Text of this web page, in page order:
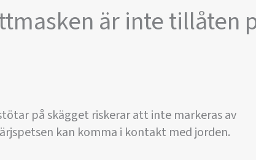
är inte tillåten
på skägget riskerar att inte markeras av
kan komma i kontakt med jorden.